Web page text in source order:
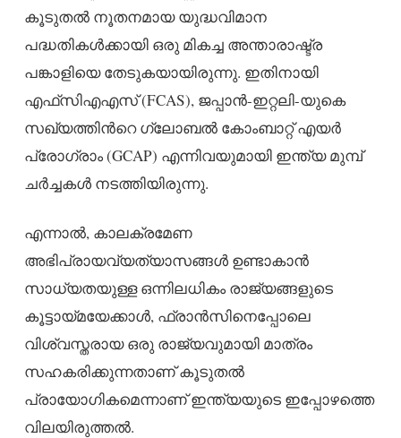
കൂടുതൽ നൂതനമായ യുദ്ധവിമാന
പദ്ധതികൾക്കായി ഒരു മികച്ച അന്താരാഷ്ട്ര
പങ്കാളിയെ തേടുകയായിരുന്നു. ഇതിനായി
എഫ്‌സിഎഎസ് (FCAS), ജപ്പാൻ-ഇറ്റലി-യുകെ
സഖ്യത്തിൻ‌റെ ഗ്ലോബൽ കോംബാറ്റ് എയർ
പ്രോഗ്രാം (GCAP) എന്നിവയുമായി ഇന്ത്യ മുമ്പ്
ചർച്ചകൾ നടത്തിയിരുന്നു.
എന്നാൽ, കാലക്രമേണ
അഭിപ്രായവ്യത്യാസങ്ങൾ ഉണ്ടാകാൻ
സാധ്യതയുള്ള ഒന്നിലധികം രാജ്യങ്ങളുടെ
കൂട്ടായ്മയേക്കാൾ, ഫ്രാൻസിനെപ്പോലെ
വിശ്വസ്തരായ ഒരു രാജ്യവുമായി മാത്രം
സഹകരിക്കുന്നതാണ് കൂടുതൽ
പ്രായോഗികമെന്നാണ് ഇന്ത്യയുടെ ഇപ്പോഴത്തെ
വിലയിരുത്തൽ.